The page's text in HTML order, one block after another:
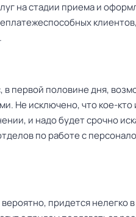
на стадии приема и
первой половине дня,
Не исключено, что кое-кто
и надо будет срочно
по работе с
придется нелегко